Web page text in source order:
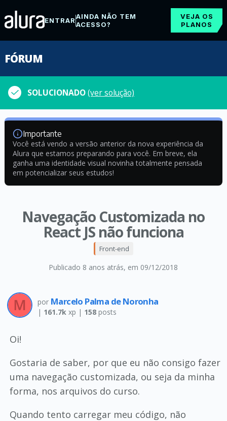
ENTRARAINDA NÃO TEM
ACESSO?
VEJA OS
PLANOS
FÓRUM
SOLUCIONADO(ver solução)
Importante
Você está vendo a versão anterior da nova experiência da
Alura que estamos preparando para você. Em breve, ela
ganha uma identidade visual novinha totalmente pensada
em potencializar seus estudos!
Navegação Customizada no
React JS não funciona
Publicado 8 anos atrás, em 09/12/2018
Front-end
por Marcelo Palma de Noronha
| 161.7kxp | 158posts
Oi!
Gostaria de saber, por que eu não consigo fazer
uma navegação customizada, ou seja da minha
forma, nos arquivos do curso.
Quando tento carregar meu código, não